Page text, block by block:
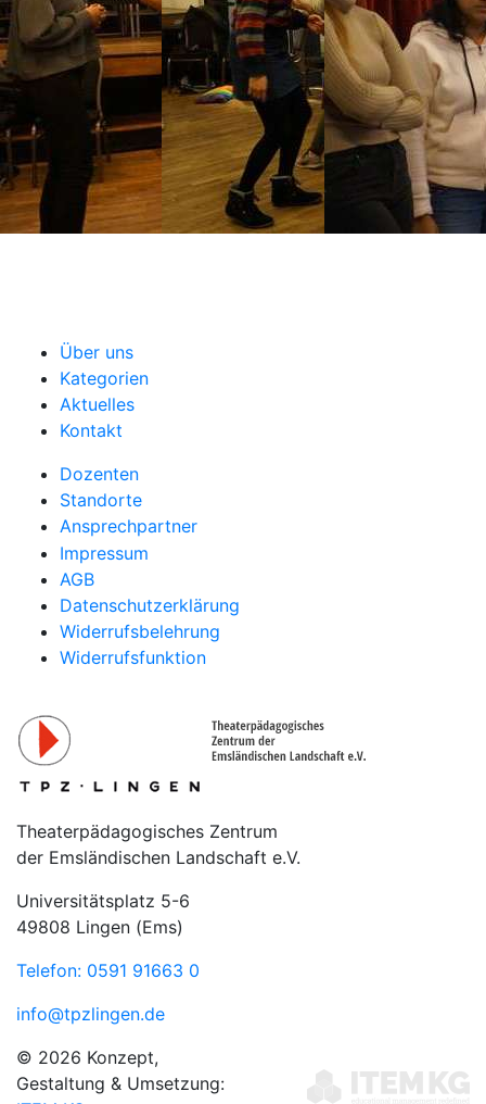
Über uns
Kategorien
Aktuelles
Kontakt
Dozenten
Standorte
Ansprechpartner
Impressum
AGB
Datenschutzerklärung
Widerrufsbelehrung
Widerrufsfunktion
Theaterpädagogisches Zentrum
der Emsländischen Landschaft e.V.
Universitätsplatz 5-6
49808 Lingen (Ems)
Telefon: 0591 91663 0
info@tpzlingen.de
© 2026 Konzept,
Gestaltung & Umsetzung: